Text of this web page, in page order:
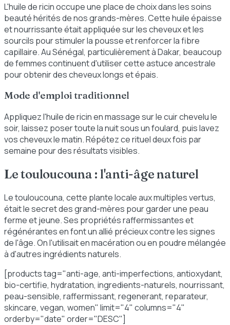
L'huile de ricin occupe une place de choix dans les soins
beauté hérités de nos grands-mères. Cette huile épaisse
et nourrissante était appliquée sur les cheveux et les
sourcils pour stimuler la pousse et renforcer la fibre
capillaire. Au Sénégal, particulièrement à Dakar, beaucoup
de femmes continuent d'utiliser cette astuce ancestrale
pour obtenir des cheveux longs et épais.
Mode d'emploi traditionnel
Appliquez l'huile de ricin en massage sur le cuir chevelu le
soir, laissez poser toute la nuit sous un foulard, puis lavez
vos cheveux le matin. Répétez ce rituel deux fois par
semaine pour des résultats visibles.
Le touloucouna : l'anti-âge naturel
Le touloucouna, cette plante locale aux multiples vertus,
était le secret des grand-mères pour garder une peau
ferme et jeune. Ses propriétés raffermissantes et
régénérantes en font un allié précieux contre les signes
de l'âge. On l'utilisait en macération ou en poudre mélangée
à d'autres ingrédients naturels.
[products tag="anti-age, anti-imperfections, antioxydant,
bio-certifie, hydratation, ingredients-naturels, nourrissant,
peau-sensible, raffermissant, regenerant, reparateur,
skincare, vegan, women" limit="4" columns="4"
orderby="date" order="DESC"]